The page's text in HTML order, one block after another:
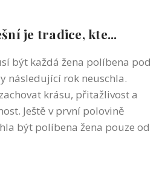
je tradice, kte...
být každá žena políbena pod
následující rok neuschla.
krásu, přitažlivost a
Ještě v první polovině
být políbena žena pouze od